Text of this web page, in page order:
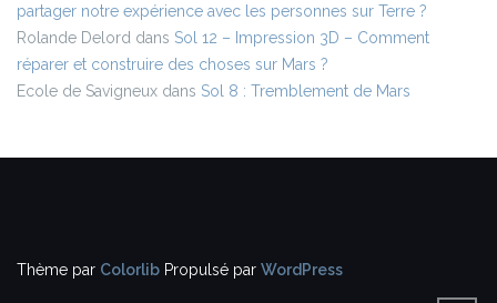
partager notre expérience avec les personnes sur Terre ?
Rolande Delord dans Sol 12 – Impression 3D – Comment
réparer et construire des choses sur Mars ?
Ecole de Savigneux dans Sol 8 : Tremblement de Mars
Thème par Colorlib Propulsé par WordPress